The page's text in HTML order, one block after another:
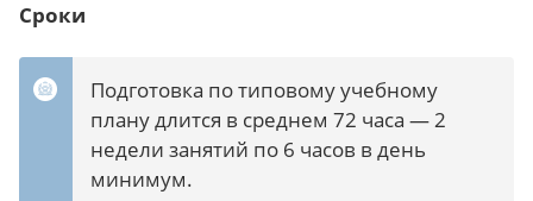
Сроки
Подготовка по типовому учебному
плану длится в среднем 72 часа — 2
недели занятий по 6 часов в день
минимум.